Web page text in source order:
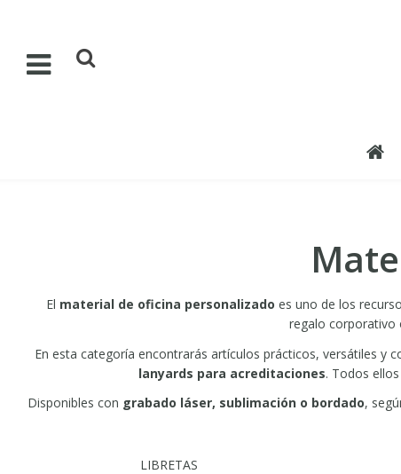
El material de oficina personalizado es uno de los
regalo corporativo
En esta categoría encontrarás artículos prácticos, versátiles y
lanyards para acreditaciones. Todos
Disponibles con grabado láser, sublimación o bordado,
LIBRETAS